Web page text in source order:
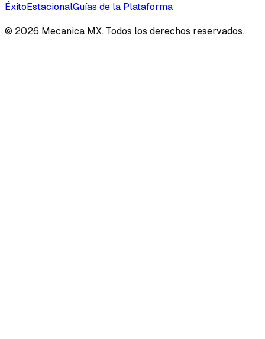
ÉxitoEstacionalGuías de la Plataforma
© 2026 Mecanica MX. Todos los derechos reservados.